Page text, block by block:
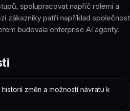
spolupracovat napříč rolemi a
zákazníky patří například společnost
budovala enterprise AI agenty.
změn a možností návratu k